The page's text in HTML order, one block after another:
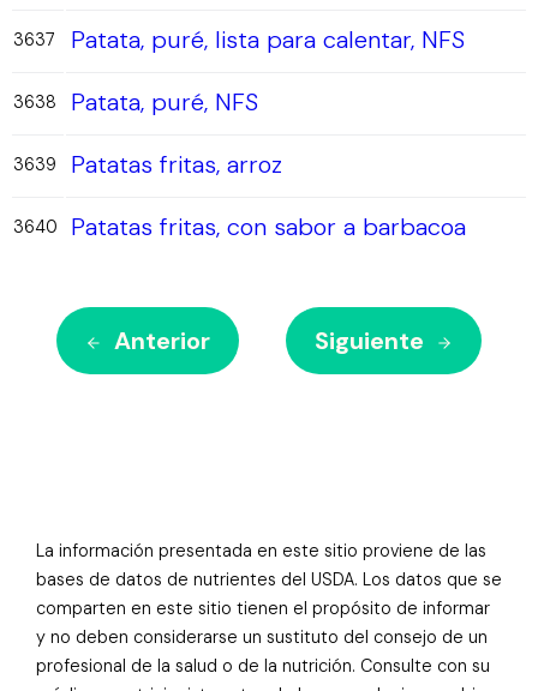
3637 Patata, puré, lista para calentar, NFS
3638 Patata, puré, NFS
3639 Patatas fritas, arroz
3640 Patatas fritas, con sabor a barbacoa
Anterior Siguiente
La información presentada en este sitio proviene de las
bases de datos de nutrientes del USDA. Los datos que se
comparten en este sitio tienen el propósito de informar
y no deben considerarse un sustituto del consejo de un
profesional de la salud o de la nutrición. Consulte con su